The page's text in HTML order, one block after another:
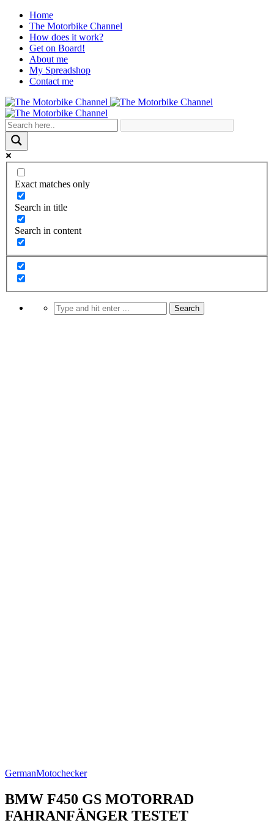
Home
The Motorbike Channel
How does it work?
Get on Board!
About me
My Spreadshop
Contact me
Exact matches only
Search in title
Search in content
GermanMotochecker
BMW F450 GS MOTORRAD
FAHRANFÄNGER TESTET